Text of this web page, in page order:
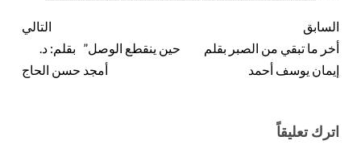
السابق
أخر ما تبقي من الصبر بقلم
إيمان يوسف أحمد
التالي
حين ينقطع الوصل” بقلم: د.
أمجد حسن الحاج
اترك تعليقاً